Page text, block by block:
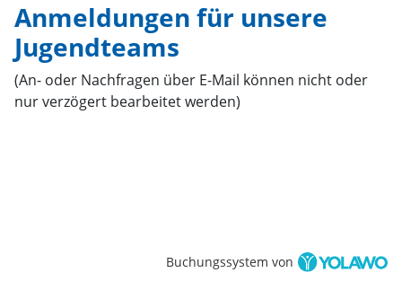
Anmeldungen für unsere
Jugendteams
(An- oder Nachfragen über E-Mail können nicht oder
nur verzögert bearbeitet werden)
Buchungssystem von